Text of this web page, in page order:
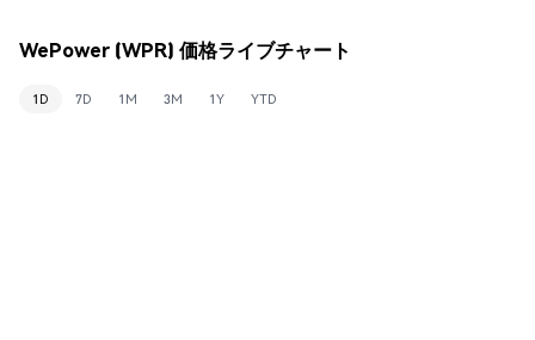
WePower (WPR) 価格ライブチャート
1D 7D 1M 3M 1Y YTD